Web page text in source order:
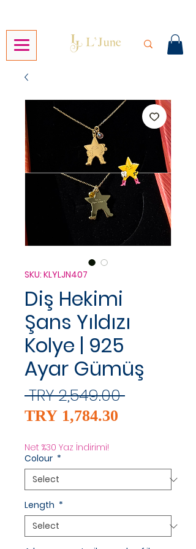
SKU: KLYLJN407
Diş Hekimi
Şans Yıldızı
Kolye | 925
Ayar Gümüş
TRY 2,549.00 Regular
TRY 1,784.30
Net %30 Yaz İndirimi!
Colour *
Length *